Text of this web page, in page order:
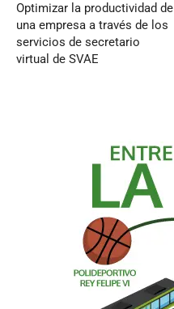
Optimizar la productividad de
una empresa a través de los
servicios de secretario
virtual de SVAE